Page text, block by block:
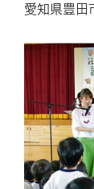
愛知県豊田